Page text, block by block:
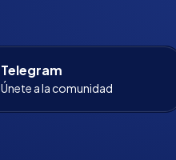
Telegram
Únete a la comunidad